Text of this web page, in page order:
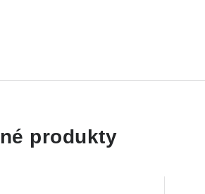
produkty